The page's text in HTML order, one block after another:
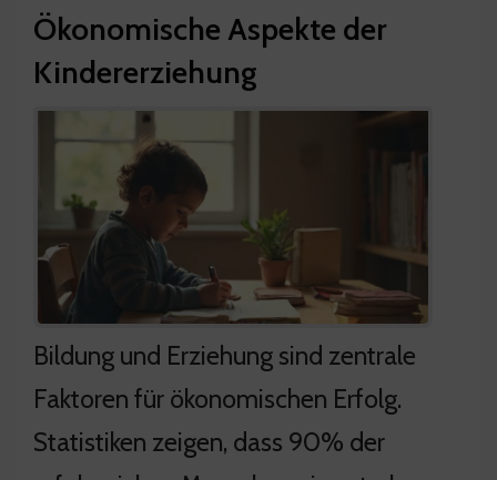
Ökonomische Aspekte der
Kindererziehung
Bildung und Erziehung sind zentrale
Faktoren für ökonomischen Erfolg.
Statistiken zeigen, dass 90% der